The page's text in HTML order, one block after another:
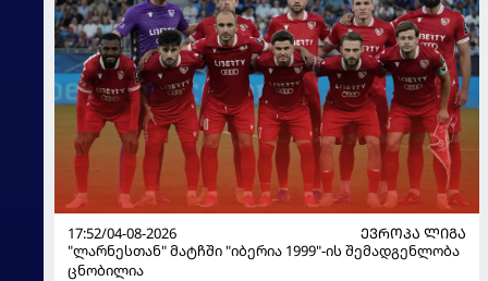
17:52/04-08-2026
ᲔᲕᲠᲝᲞᲐ ᲚᲘᲒᲐ
"ლარნესთან" მატჩში "იბერია 1999"-ის შემადგენლობა
ცნობილია